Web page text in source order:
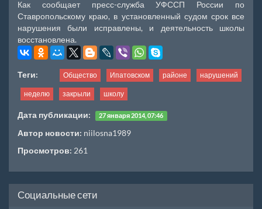
Как сообщает пресс-служба УФССП России по
Ставропольскому краю, в установленный судом срок все
нарушения были исправлены, и деятельность школы
восстановлена.
Теги: Общество Ипатовском районе нарушений
неделю закрыли школу
Дата публикации: 27 января 2014, 07:46
Автор новости: niilosna1989
Просмотров: 261
Социальные сети